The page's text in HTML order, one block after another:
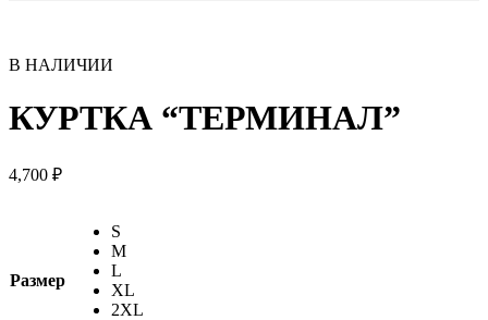
В НАЛИЧИИ
КУРТКА “ТЕРМИНАЛ”
4,700 ₽
Размер
S
M
L
XL
2XL